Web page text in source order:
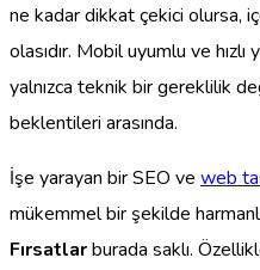
ne kadar dikkat çekici olursa,
olasıdır. Mobil uyumlu ve
yalnızca teknik bir gereklilik
beklentileri arasında.
İşe yarayan bir SEO ve web
mükemmel bir şekilde
Fırsatlarburada saklı.